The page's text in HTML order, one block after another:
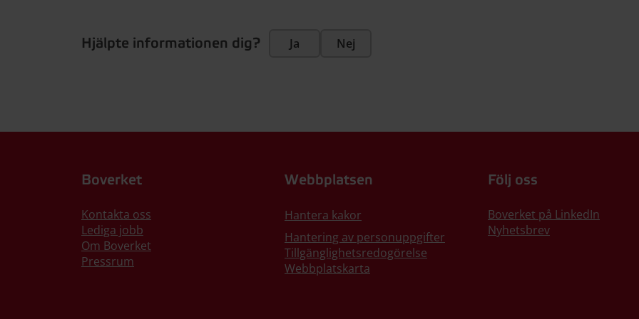
Hjälpte informationen dig? Ja Nej
Boverket
Kontakta oss
Lediga jobb
Om Boverket
Pressrum
Webbplatsen
Hantera kakor
Hantering av personuppgifter
Tillgänglighetsredogörelse
Webbplatskarta
Följ oss
Boverket på LinkedIn
Nyhetsbrev